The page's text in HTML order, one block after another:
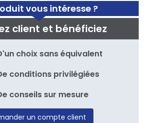
vous intéresse ?
client et bénéficiez
choix sans équivalent
conditions privilégiées
conseils sur mesure
un compte client